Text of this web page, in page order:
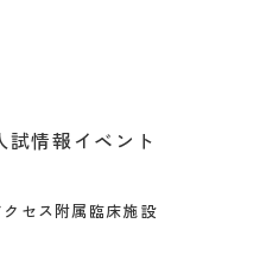
試情報イベント
クセス附属臨床施設